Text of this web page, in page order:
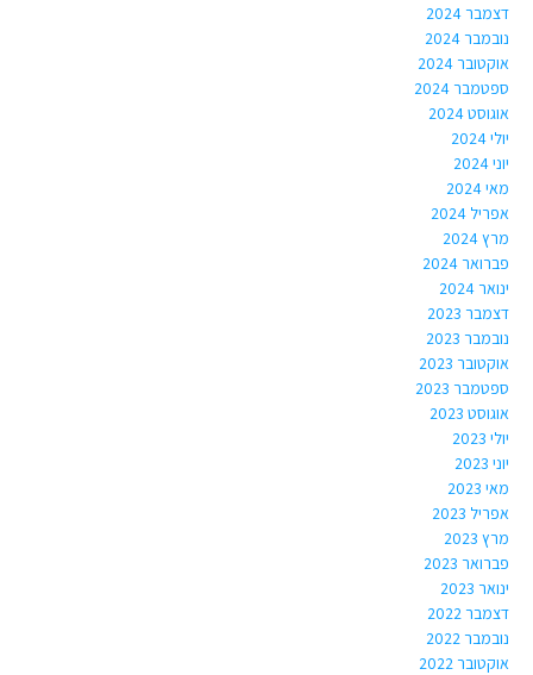
דצמבר 2024
נובמבר 2024
אוקטובר 2024
ספטמבר 2024
אוגוסט 2024
יולי 2024
יוני 2024
מאי 2024
אפריל 2024
מרץ 2024
פברואר 2024
ינואר 2024
דצמבר 2023
נובמבר 2023
אוקטובר 2023
ספטמבר 2023
אוגוסט 2023
יולי 2023
יוני 2023
מאי 2023
אפריל 2023
מרץ 2023
פברואר 2023
ינואר 2023
דצמבר 2022
נובמבר 2022
אוקטובר 2022